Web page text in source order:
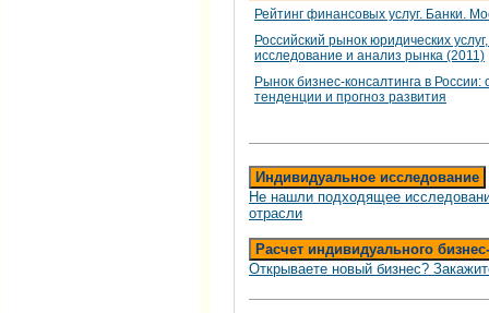
Рейтинг финансовых услуг. Банки.
Российский рынок юридических
исследование и анализ рынка (2011)
Рынок бизнес-консалтинга в России:
тенденции и прогноз развития
Индивидуальное исследование
Не нашли подходящее
отрасли
Расчет индивидуального
Открываете новый бизнес?